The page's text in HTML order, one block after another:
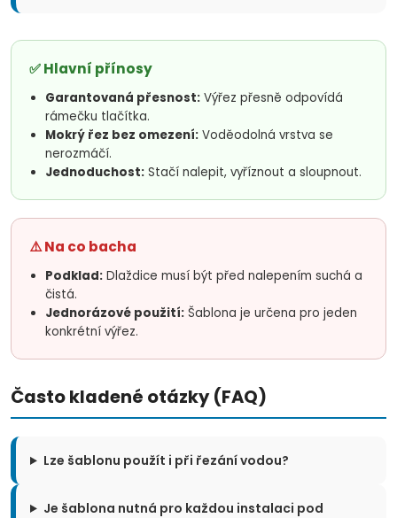
✅ Hlavní přínosy
Garantovaná přesnost: Výřez přesně odpovídá
rámečku tlačítka.
Mokrý řez bez omezení: Voděodolná vrstva se
nerozmáčí.
Jednoduchost: Stačí nalepit, vyříznout a sloupnout.
⚠️ Na co bacha
Podklad: Dlaždice musí být před nalepením suchá a
čistá.
Jednorázové použití: Šablona je určena pro jeden
konkrétní výřez.
Často kladené otázky (FAQ)
Lze šablonu použít i při řezání vodou?
Je šablona nutná pro každou instalaci pod